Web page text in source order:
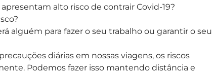
alto risco de contrair Covid-19?
alguém para fazer o seu trabalho ou garantir o seu
diárias em nossas viagens, os riscos
Podemos fazer isso mantendo distância e